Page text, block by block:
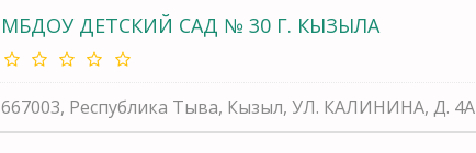
МБДОУ ДЕТСКИЙ САД № 30 Г. КЫЗЫЛА
667003, Республика Тыва, Кызыл, УЛ. КАЛИНИНА, Д. 4А